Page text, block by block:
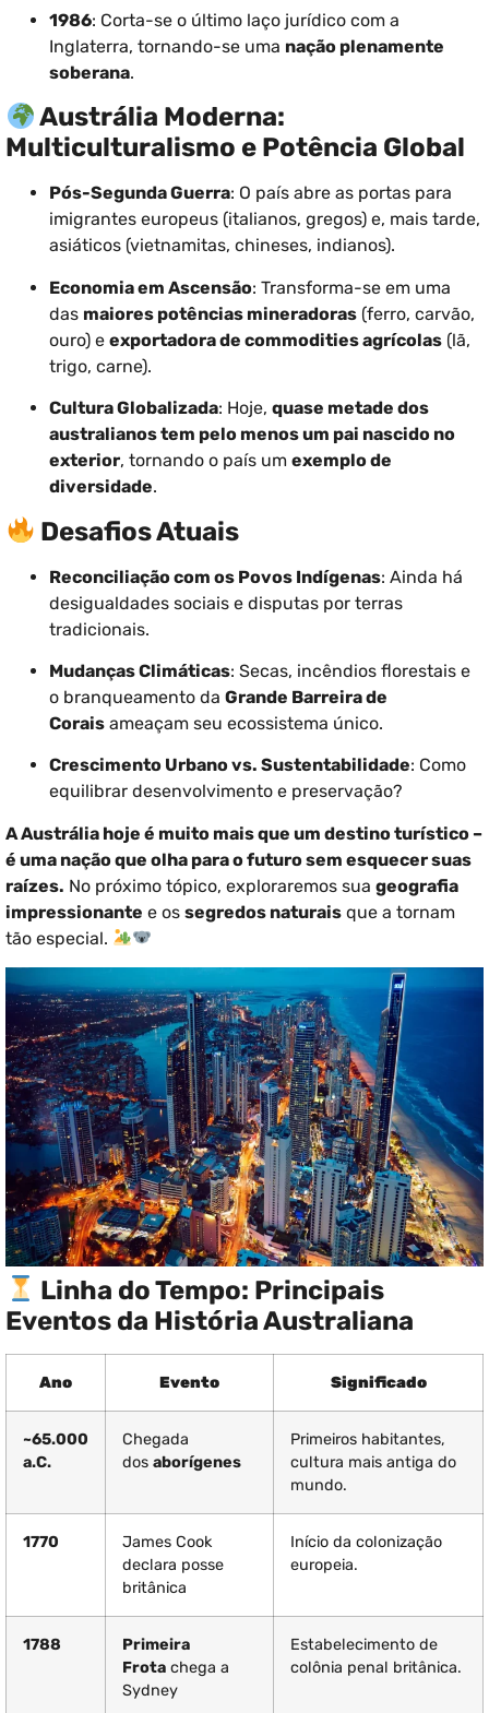
1986: Corta-se o último laço jurídico com a
Inglaterra, tornando-se uma nação plenamente
soberana.
Austrália Moderna:
Multiculturalismo e Potência Global
Pós-Segunda Guerra: O país abre as portas para
imigrantes europeus (italianos, gregos) e, mais tarde,
asiáticos (vietnamitas, chineses, indianos).
Economia em Ascensão: Transforma-se em uma
das maiores potências mineradoras (ferro, carvão,
ouro) e exportadora de commodities agrícolas (lã,
trigo, carne).
Cultura Globalizada: Hoje, quase metade dos
australianos tem pelo menos um pai nascido no
exterior, tornando o país um exemplo de
diversidade.
Desafios Atuais
Reconciliação com os Povos Indígenas: Ainda há
desigualdades sociais e disputas por terras
tradicionais.
Mudanças Climáticas: Secas, incêndios florestais e
o branqueamento da Grande Barreira de
Corais ameaçam seu ecossistema único.
Crescimento Urbano vs. Sustentabilidade: Como
equilibrar desenvolvimento e preservação?
A Austrália hoje é muito mais que um destino turístico –
é uma nação que olha para o futuro sem esquecer suas
raízes. No próximo tópico, exploraremos sua geografia
impressionante e os segredos naturais que a tornam
tão especial.
Linha do Tempo: Principais
Eventos da História Australiana
Ano Evento Significado
~65.000
a.C.
Chegada
dos aborígenes
Primeiros habitantes,
cultura mais antiga do
mundo.
1770
James Cook
declara posse
britânica
Início da colonização
europeia.
1788
Primeira
Frota chega a
Sydney
Estabelecimento de
colônia penal britânica.